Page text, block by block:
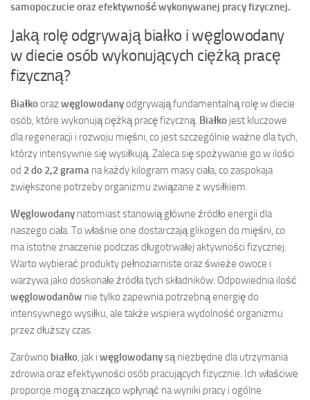
samopoczucie oraz efektywność wykonywanej pracy fizycznej.
Jaką rolę odgrywają białko i węglowodany
w diecie osób wykonujących ciężką pracę
fizyczną?
Białkoorazwęglowodanyodgrywają fundamentalną rolę w diecie
osób, które wykonują ciężką pracę fizyczną. Białko jest kluczowe
dla regeneracji i rozwoju mięśni, co jest szczególnie ważne dla tych,
którzy intensywnie się wysiłkują. Zaleca się spożywanie go w ilości
od 2 do 2,2 grama na każdy kilogram masy ciała, co zaspokaja
zwiększone potrzeby organizmu związane z wysiłkiem.
Węglowodany natomiast stanowią główne źródło energii dla
naszego ciała. To właśnie one dostarczają glikogen do mięśni, co
ma istotne znaczenie podczas długotrwałej aktywności fizycznej.
Warto wybierać produkty pełnoziarniste oraz świeże owoce i
warzywa jako doskonałe źródła tych składników. Odpowiednia ilość
węglowodanów nie tylko zapewnia potrzebną energię do
intensywnego wysiłku, ale także wspiera wydolność organizmu
przez dłuższy czas.
Zarówno białko, jak i węglowodanysą niezbędne dla utrzymania
zdrowia oraz efektywności osób pracujących fizycznie. Ich właściwe
proporcje mogą znacząco wpłynąć na wyniki pracy i ogólne